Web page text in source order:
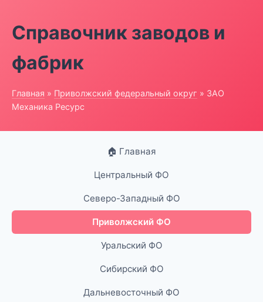
Справочник заводов и
фабрик
Главная » Приволжский федеральный округ » ЗАО
Механика Ресурс
🏠 Главная
Центральный ФО
Северо-Западный ФО
Приволжский ФО
Уральский ФО
Сибирский ФО
Дальневосточный ФО